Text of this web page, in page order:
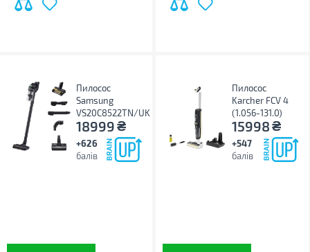
Пилосос
Samsung
VS20C8522TN/UK
18999₴
+626
балів
Пилосос
Karcher FCV 4
(1.056-131.0)
15998₴
+547
балів